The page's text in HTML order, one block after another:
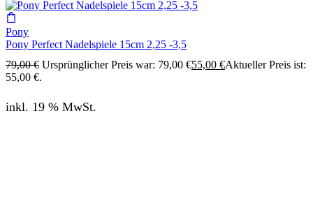
Pony
Pony Perfect Nadelspiele 15cm 2,25 -3,5
79,00€ Ursprünglicher Preis war: 79,00 €55,00 €Aktueller Preis ist:
55,00 €.
inkl. 19 % MwSt.